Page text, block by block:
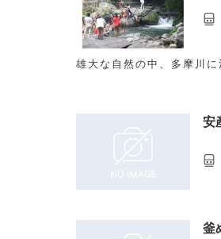
雄大な自然の中、多摩川に
安
釜